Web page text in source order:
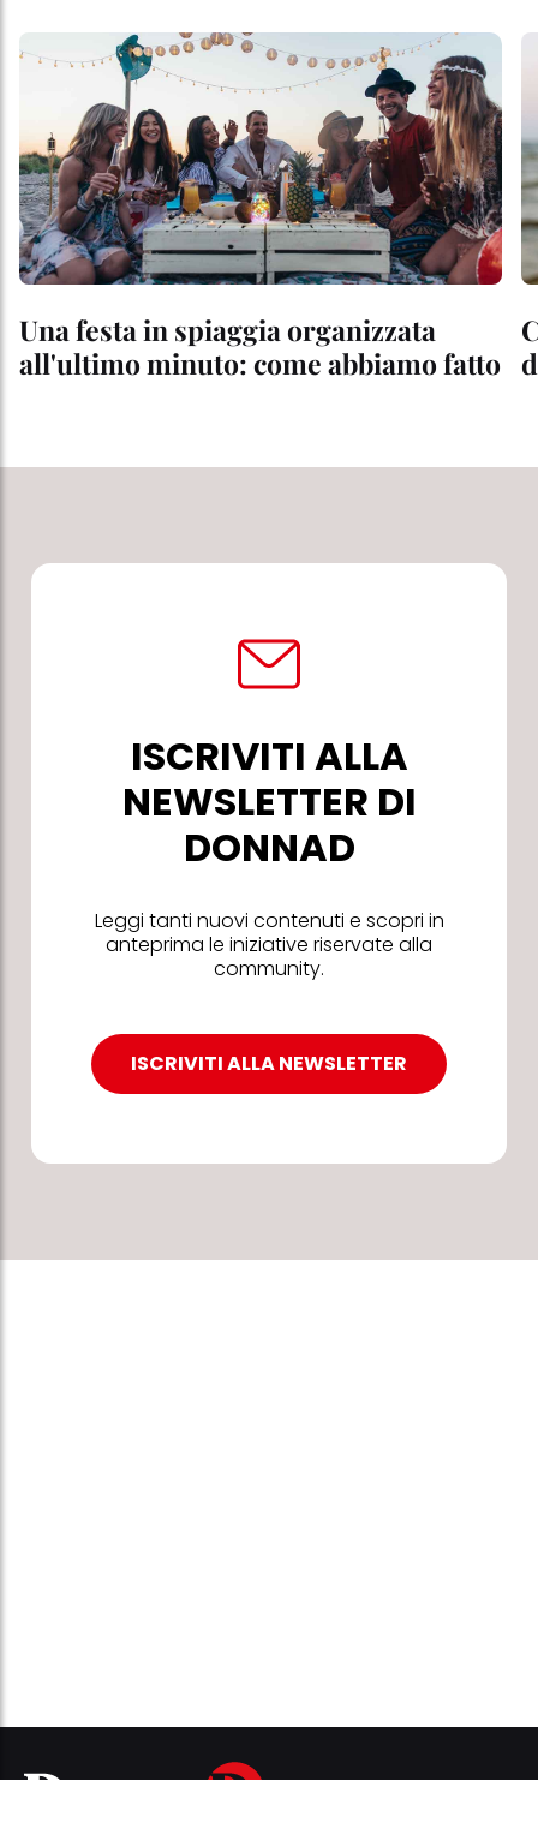
Una festa in spiaggia organizzata
all'ultimo minuto: come abbiamo fatto
ISCRIVITI ALLA
NEWSLETTER DI
DONNAD
Leggi tanti nuovi contenuti e scopri in
anteprima le iniziative riservate alla
community.
ISCRIVITI ALLA NEWSLETTER